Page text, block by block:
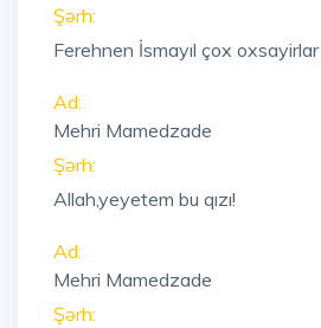
Şərh:
Ferehnen İsmayıl çox oxsayirlar
Ad:
Mehri Mamedzade
Şərh:
Allah,yeyetem bu qızı!
Ad:
Mehri Mamedzade
Şərh: